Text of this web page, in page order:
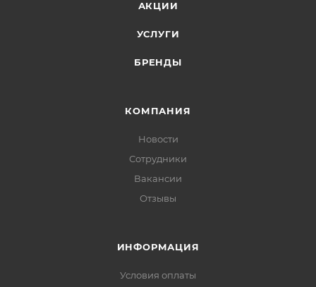
АКЦИИ
УСЛУГИ
БРЕНДЫ
КОМПАНИЯ
Новости
Сотрудники
Вакансии
Отзывы
ИНФОРМАЦИЯ
Условия оплаты